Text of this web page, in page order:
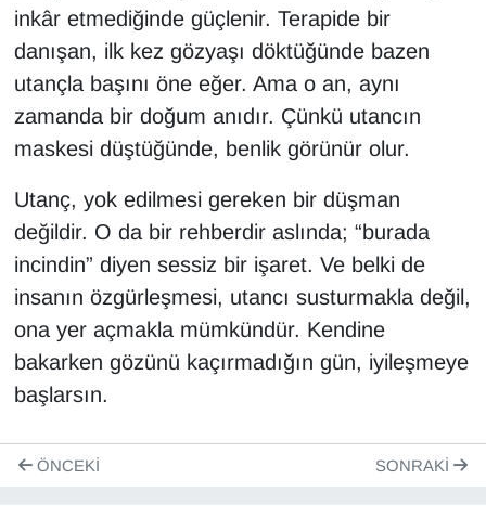
inkâr etmediğinde güçlenir. Terapide bir
danışan, ilk kez gözyaşı döktüğünde bazen
utançla başını öne eğer. Ama o an, aynı
zamanda bir doğum anıdır. Çünkü utancın
maskesi düştüğünde, benlik görünür olur.
Utanç, yok edilmesi gereken bir düşman
değildir. O da bir rehberdir aslında; “burada
incindin” diyen sessiz bir işaret. Ve belki de
insanın özgürleşmesi, utancı susturmakla değil,
ona yer açmakla mümkündür. Kendine
bakarken gözünü kaçırmadığın gün, iyileşmeye
başlarsın.
ÖNCEKI SONRAKI